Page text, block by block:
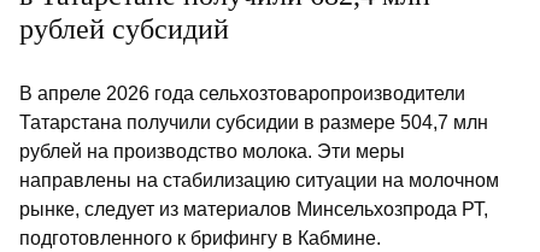
рублей субсидий
В апреле 2026 года сельхозтоваропроизводители
Татарстана получили субсидии в размере 504,7 млн
рублей на производство молока. Эти меры
направлены на стабилизацию ситуации на молочном
рынке, следует из материалов Минсельхозпрода РТ,
подготовленного к брифингу в Кабмине.